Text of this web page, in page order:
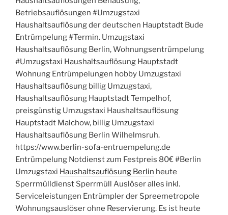
Betriebsauflösungen #Umzugstaxi
Haushaltsauflösung der deutschen Hauptstadt Bude
Entrümpelung #Termin. Umzugstaxi
Haushaltsauflösung Berlin, Wohnungsentrümpelung
#Umzugstaxi Haushaltsauflösung Hauptstadt
Wohnung Entrümpelungen hobby Umzugstaxi
Haushaltsauflösung billig Umzugstaxi,
Haushaltsauflösung Hauptstadt Tempelhof,
preisgünstig Umzugstaxi Haushaltsauflösung
Hauptstadt Malchow, billig Umzugstaxi
Haushaltsauflösung Berlin Wilhelmsruh.
https://www.berlin-sofa-entruempelung.de
Entrümpelung Notdienst zum Festpreis 80€ #Berlin
Umzugstaxi Haushaltsauflösung Berlin heute
Sperrmülldienst Sperrmüll Auslöser alles inkl.
Serviceleistungen Entrümpler der Spreemetropole
Wohnungsauslöser ohne Reservierung. Es ist heute